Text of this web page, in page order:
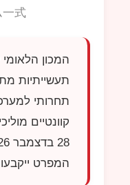
一式
המכון הלאומי
תעשייתיות
תחרותי
קוונטיים
המפרט